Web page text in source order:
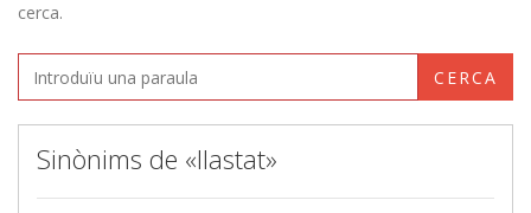
cerca.
CERCA
Sinònims de «llastat»